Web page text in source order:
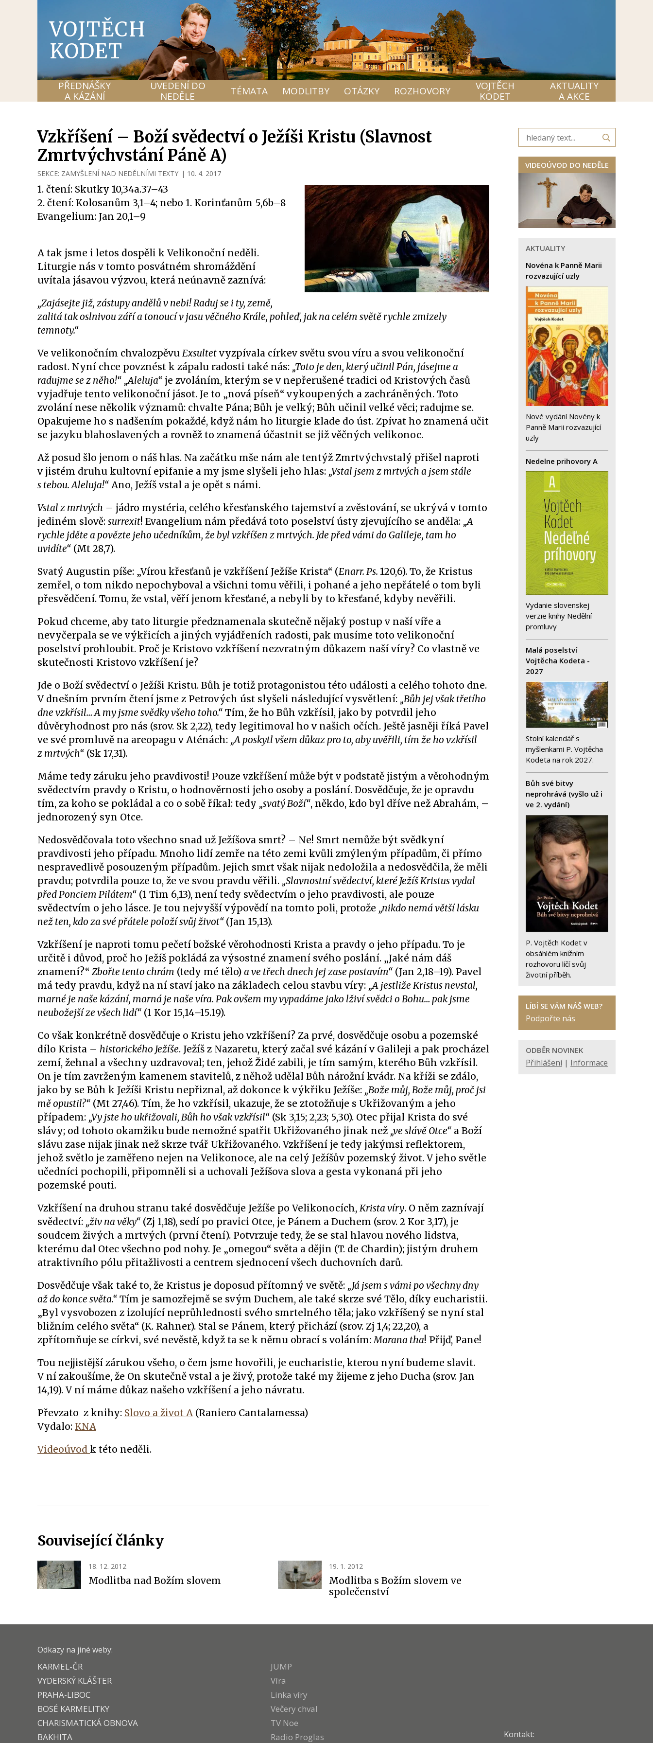
VOJTĚCH
KODET
PŘEDNÁŠKY
A KÁZÁNÍ
UVEDENÍ DO
NEDĚLE
TÉMATA MODLITBY OTÁZKY ROZHOVORY
VOJTĚCH
KODET
AKTUALITY
A AKCE
Vzkříšení – Boží svědectví o Ježíši Kristu (Slavnost
Zmrtvýchvstání Páně A)
SEKCE: ZAMYŠLENÍ NAD NEDĚLNÍMI TEXTY | 10. 4. 2017
1. čtení: Skutky 10,34a.37–43
2. čtení: Kolosanům 3,1–4; nebo 1. Korinťanům 5,6b–8
Evangelium: Jan 20,1–9
A tak jsme i letos dospěli k Velikonoční neděli.
Liturgie nás v tomto posvátném shromáždění
uvítala jásavou výzvou, která neúnavně zaznívá:
„Zajásejte již, zástupy andělů v nebi! Raduj se i ty, země,
zalitá tak oslnivou září a tonoucí v jasu věčného Krále, pohleď, jak na celém světě rychle zmizely
temnoty.“
Ve velikonočním chvalozpěvu Exsultet vyzpívala církev světu svou víru a svou velikonoční
radost. Nyní chce povznést k zápalu radosti také nás: „Toto je den, který učinil Pán, jásejme a
radujme se z něho!“ „Aleluja“ je zvoláním, kterým se v nepřerušené tradici od Kristových časů
vyjadřuje tento velikonoční jásot. Je to „nová píseň“ vykoupených a zachráněných. Toto
zvolání nese několik významů: chvalte Pána; Bůh je velký; Bůh učinil velké věci; radujme se.
Opakujeme ho s nadšením pokaždé, když nám ho liturgie klade do úst. Zpívat ho znamená učit
se jazyku blahoslavených a rovněž to znamená účastnit se již věčných velikonoc.
Až posud šlo jenom o náš hlas. Na začátku mše nám ale tentýž Zmrtvýchvstalý přišel naproti
v jistém druhu kultovní epifanie a my jsme slyšeli jeho hlas: „Vstal jsem z mrtvých a jsem stále
s tebou. Aleluja!“ Ano, Ježíš vstal a je opět s námi.
Vstal z mrtvých – jádro mystéria, celého křesťanského tajemství a zvěstování, se ukrývá v tomto
jediném slově: surrexit! Evangelium nám předává toto poselství ústy zjevujícího se anděla: „A
rychle jděte a povězte jeho učedníkům, že byl vzkříšen z mrtvých. Jde před vámi do Galileje, tam ho
uvidíte“ (Mt 28,7).
Svatý Augustin píše: „Vírou křesťanů je vzkříšení Ježíše Krista“ (Enarr. Ps. 120,6). To, že Kristus
zemřel, o tom nikdo nepochyboval a všichni tomu věřili, i pohané a jeho nepřátelé o tom byli
přesvědčení. Tomu, že vstal, věří jenom křesťané, a nebyli by to křesťané, kdyby nevěřili.
Pokud chceme, aby tato liturgie předznamenala skutečně nějaký postup v naší víře a
nevyčerpala se ve výkřicích a jiných vyjádřeních radosti, pak musíme toto velikonoční
poselství prohloubit. Proč je Kristovo vzkříšení nezvratným důkazem naší víry? Co vlastně ve
skutečnosti Kristovo vzkříšení je?
Jde o Boží svědectví o Ježíši Kristu. Bůh je totiž protagonistou této události a celého tohoto dne.
V dnešním prvním čtení jsme z Petrových úst slyšeli následující vysvětlení: „Bůh jej však třetího
dne vzkřísil… A my jsme svědky všeho toho.“ Tím, že ho Bůh vzkřísil, jako by potvrdil jeho
důvěryhodnost pro nás (srov. Sk 2,22), tedy legitimoval ho v našich očích. Ještě jasněji říká Pavel
ve své promluvě na areopagu v Aténách: „A poskytl všem důkaz pro to, aby uvěřili, tím že ho vzkřísil
z mrtvých“ (Sk 17,31).
Máme tedy záruku jeho pravdivosti! Pouze vzkříšení může být v podstatě jistým a věrohodným
svědectvím pravdy o Kristu, o hodnověrnosti jeho osoby a poslání. Dosvědčuje, že je opravdu
tím, za koho se pokládal a co o sobě říkal: tedy „svatý Boží“, někdo, kdo byl dříve než Abrahám, –
jednorozený syn Otce.
Nedosvědčovala toto všechno snad už Ježíšova smrt? – Ne! Smrt nemůže být svědkyní
pravdivosti jeho případu. Mnoho lidí zemře na této zemi kvůli zmýleným případům, či přímo
nespravedlivě posouzeným případům. Jejich smrt však nijak nedoložila a nedosvědčila, že měli
pravdu; potvrdila pouze to, že ve svou pravdu věřili. „Slavnostní svědectví, které Ježíš Kristus vydal
před Ponciem Pilátem“ (1 Tim 6,13), není tedy svědectvím o jeho pravdivosti, ale pouze
svědectvím o jeho lásce. Je tou nejvyšší výpovědí na tomto poli, protože „nikdo nemá větší lásku
než ten, kdo za své přátele položí svůj život“ (Jan 15,13).
Vzkříšení je naproti tomu pečetí božské věrohodnosti Krista a pravdy o jeho případu. To je
určitě i důvod, proč ho Ježíš pokládá za výsostné znamení svého poslání. „Jaké nám dáš
znamení?“ Zbořte tento chrám (tedy mé tělo) a ve třech dnech jej zase postavím“ (Jan 2,18–19). Pavel
má tedy pravdu, když na ní staví jako na základech celou stavbu víry: „A jestliže Kristus nevstal,
marné je naše kázání, marná je naše víra. Pak ovšem my vypadáme jako lživí svědci o Bohu… pak jsme
neubožejší ze všech lidí“ (1 Kor 15,14–15.19).
Co však konkrétně dosvědčuje o Kristu jeho vzkříšení? Za prvé, dosvědčuje osobu a pozemské
dílo Krista – historického Ježíše. Ježíš z Nazaretu, který začal své kázání v Galileji a pak procházel
zemí, žehnal a všechny uzdravoval; ten, jehož Židé zabili, je tím samým, kterého Bůh vzkřísil.
On je tím zavrženým kamenem stavitelů, z něhož udělal Bůh nárožní kvádr. Na kříži se zdálo,
jako by se Bůh k Ježíši Kristu nepřiznal, až dokonce k výkřiku Ježíše: „Bože můj, Bože můj, proč jsi
mě opustil?“ (Mt 27,46). Tím, že ho vzkřísil, ukazuje, že se ztotožňuje s Ukřižovaným a jeho
případem: „Vy jste ho ukřižovali, Bůh ho však vzkřísil“ (Sk 3,15; 2,23; 5,30). Otec přijal Krista do své
slávy; od tohoto okamžiku bude nemožné spatřit Ukřižovaného jinak než „ve slávě Otce“ a Boží
slávu zase nijak jinak než skrze tvář Ukřižovaného. Vzkříšení je tedy jakýmsi reflektorem,
jehož světlo je zaměřeno nejen na Velikonoce, ale na celý Ježíšův pozemský život. V jeho světle
učedníci pochopili, připomněli si a uchovali Ježíšova slova a gesta vykonaná při jeho
pozemské pouti.
Vzkříšení na druhou stranu také dosvědčuje Ježíše po Velikonocích, Krista víry. O něm zaznívají
svědectví: „živ na věky“ (Zj 1,18), sedí po pravici Otce, je Pánem a Duchem (srov. 2 Kor 3,17), je
soudcem živých a mrtvých (první čtení). Potvrzuje tedy, že se stal hlavou nového lidstva,
kterému dal Otec všechno pod nohy. Je „omegou“ světa a dějin (T. de Chardin); jistým druhem
atraktivního pólu přitažlivosti a centrem sjednocení všech duchovních darů.
Dosvědčuje však také to, že Kristus je doposud přítomný ve světě: „Já jsem s vámi po všechny dny
až do konce světa.“ Tím je samozřejmě se svým Duchem, ale také skrze své Tělo, díky eucharistii.
„Byl vysvobozen z izolující neprůhlednosti svého smrtelného těla; jako vzkříšený se nyní stal
bližním celého světa“ (K. Rahner). Stal se Pánem, který přichází (srov. Zj 1,4; 22,20), a
zpřítomňuje se církvi, své nevěstě, když ta se k němu obrací s voláním:Marana tha! Přijď, Pane!
Tou nejjistější zárukou všeho, o čem jsme hovořili, je eucharistie, kterou nyní budeme slavit.
V ní zakoušíme, že On skutečně vstal a je živý, protože také my žijeme z jeho Ducha (srov. Jan
14,19). V ní máme důkaz našeho vzkříšení a jeho návratu.
Převzato z knihy: Slovo a život A (Raniero Cantalamessa)
Vydalo: KNA
Videoúvod k této neděli.
Související články
18. 12. 2012
Modlitba nad Božím slovem
19. 1. 2012
Modlitba s Božím slovem ve
společenství
VIDEOÚVOD DO NEDĚLE
AKTUALITY
Novéna k Panně Marii
rozvazující uzly
Nové vydání Novény k
Panně Marii rozvazující
uzly
Nedelne prihovory A
Vydanie slovenskej
verzie knihy Nedělní
promluvy
Malá poselství
Vojtěcha Kodeta -
2027
Stolní kalendář s
myšlenkami P. Vojtěcha
Kodeta na rok 2027.
Bůh své bitvy
neprohrává (vyšlo už i
ve 2. vydání)
P. Vojtěch Kodet v
obsáhlém knižním
rozhovoru líčí svůj
životní příběh.
LÍBÍ SE VÁM NÁŠ WEB?
Podpořte nás
ODBĚR NOVINEK
Přihlášení| Informace
Odkazy na jiné weby:
KARMEL-ČR
VYDERSKÝ KLÁŠTER
PRAHA-LIBOC
BOSÉ KARMELITKY
CHARISMATICKÁ OBNOVA
BAKHITA
JUMP
Víra
Linka víry
Večery chval
TV Noe
Radio Proglas
Kontakt: